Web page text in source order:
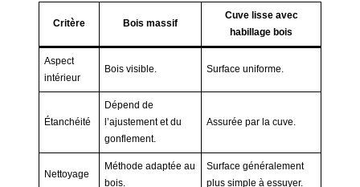
Critère Bois massif
Cuve lisse avec
habillage bois
Aspect
intérieur
Bois visible. Surface uniforme.
Étanchéité
Dépend de
l’ajustement et du
gonflement.
Assurée par la cuve.
Nettoyage
Méthode adaptée au
bois.
Surface généralement
plus simple à essuyer.